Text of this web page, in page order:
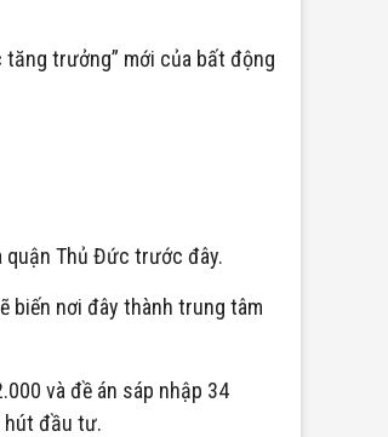
tăng trưởng” mới của bất động
quận Thủ Đức trước đây.
biến nơi đây thành trung tâm
và đề án sáp nhập 34
hút đầu tư.